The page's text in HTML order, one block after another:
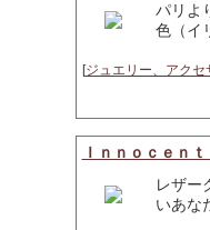
パリよ
色（イ
[ジュエリー、アクセ
Ｉｎｎｏｃｅｎ
レザー
いあな